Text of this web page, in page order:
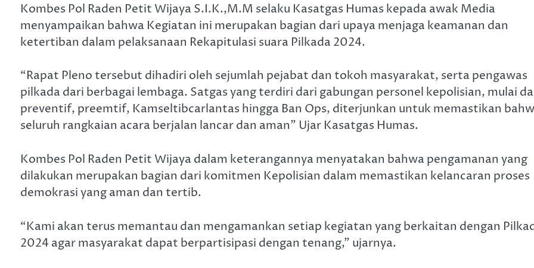
Kombes Pol Raden Petit Wijaya S.I.K.,M.M selaku Kasatgas Humas kepada awak Media
menyampaikan bahwa Kegiatan ini merupakan bagian dari upaya menjaga keamanan dan
ketertiban dalam pelaksanaan Rekapitulasi suara Pilkada 2024.
“Rapat Pleno tersebut dihadiri oleh sejumlah pejabat dan tokoh masyarakat, serta pengawas
pilkada dari berbagai lembaga. Satgas yang terdiri dari gabungan personel kepolisian, mulai
preventif, preemtif, Kamseltibcarlantas hingga Ban Ops, diterjunkan untuk memastikan
seluruh rangkaian acara berjalan lancar dan aman” Ujar Kasatgas Humas.
Kombes Pol Raden Petit Wijaya dalam keterangannya menyatakan bahwa pengamanan yang
dilakukan merupakan bagian dari komitmen Kepolisian dalam memastikan kelancaran proses
demokrasi yang aman dan tertib.
“Kami akan terus memantau dan mengamankan setiap kegiatan yang berkaitan dengan
2024 agar masyarakat dapat berpartisipasi dengan tenang,” ujarnya.